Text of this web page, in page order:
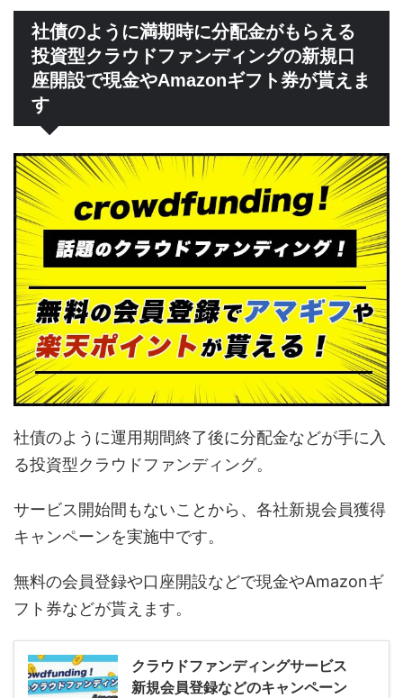
社債のように満期時に分配金がもらえる
投資型クラウドファンディングの新規口
座開設で現金やAmazonギフト券が貰えま
す
社債のように運用期間終了後に分配金などが手に入
る投資型クラウドファンディング。
サービス開始間もないことから、各社新規会員獲得
キャンペーンを実施中です。
無料の会員登録や口座開設などで現金やAmazonギ
フト券などが貰えます。
クラウドファンディングサービス
新規会員登録などのキャンペーン